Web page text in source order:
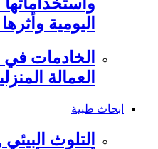
اليومية
الخادمات في
العمالة
ابحاث طبية
التلوث